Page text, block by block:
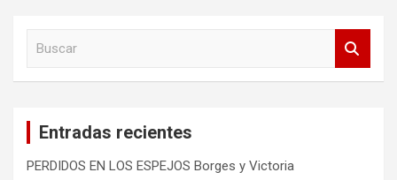
Entradas recientes
PERDIDOS EN LOS ESPEJOS Borges y Victoria